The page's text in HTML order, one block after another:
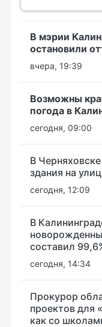
В мэрии
остановили
вчера, 19:39
Возможны
погода в
сегодня, 09:00
В
здания на
сегодня, 12:09
В
составил
сегодня, 14:34
Прокурор
проектов для
как со